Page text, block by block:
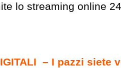
lo streaming online
– I pazzi siete